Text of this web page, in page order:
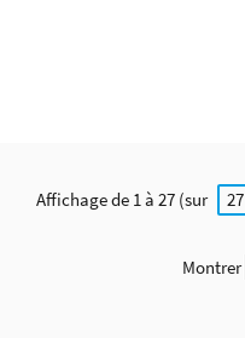
Affichage de 1 à 27 (sur 27
Montrer